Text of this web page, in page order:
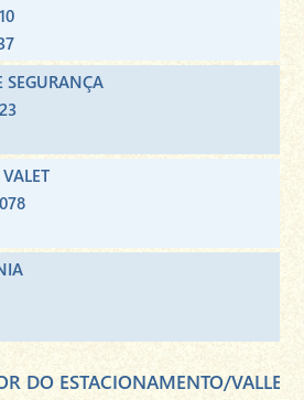
SEGURANÇA
DO ESTACIONAMENTO/VALLET